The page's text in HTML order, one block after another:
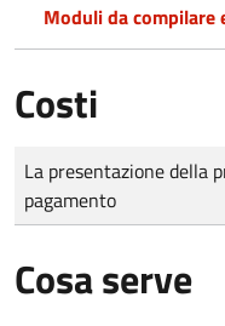
Moduli da compilare
Costi
Tipo di pagamento
Importo
La presentazione della
pagamento
Cosa serve